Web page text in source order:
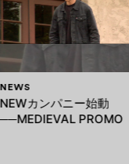
NEWS
NEWカンパニー始動
──MEDIEVAL PROMO